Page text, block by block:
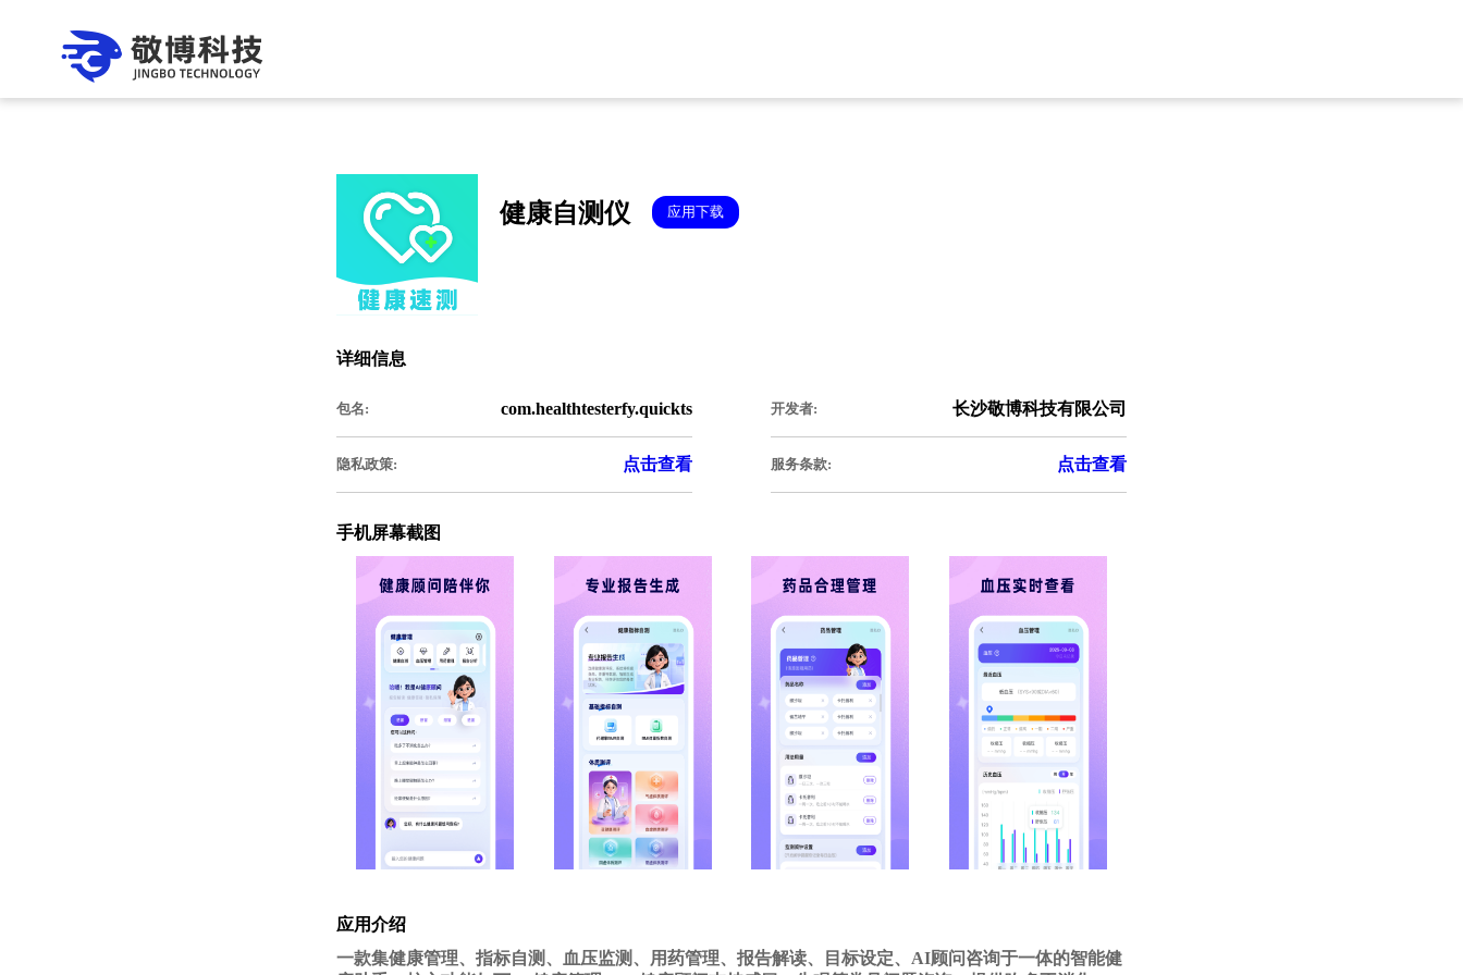
健康自测仪 应用下载
详细信息
包名: com.healthtesterfy.quickts
隐私政策: 点击查看
开发者: 长沙敬博科技有限公司
服务条款: 点击查看
手机屏幕截图
应用介绍
一款集健康管理、指标自测、血压监测、用药管理、报告解读、目标设定、AI顾问咨询于一体的智能健